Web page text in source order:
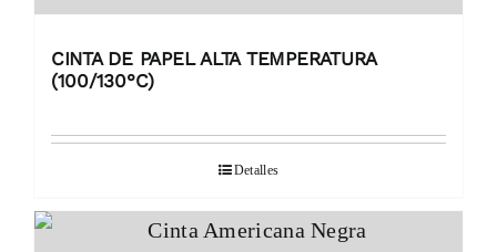
CINTA DE PAPEL ALTA TEMPERATURA
(100/130°C)
Detalles